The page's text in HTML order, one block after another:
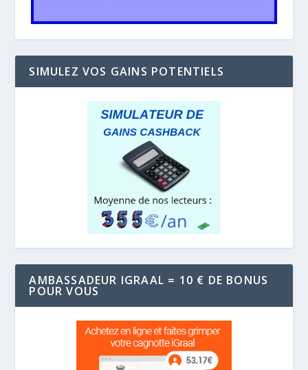
SIMULEZ VOS GAINS POTENTIELS
AMBASSADEUR IGRAAL = 10 € DE BONUS
POUR VOUS